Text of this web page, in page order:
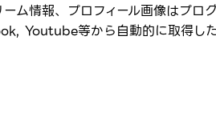
ム情報、プロフィール画像はプロ
Youtube等から自動的に取得し